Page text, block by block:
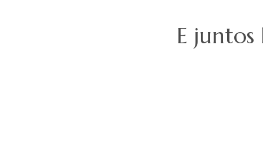
E juntos